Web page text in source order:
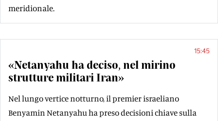
meridionale.
15:45
«Netanyahu ha deciso, nel mirino
strutture militari Iran»
Nel lungo vertice notturno, il premier israeliano
Benyamin Netanyahu ha preso decisioni chiave sulla